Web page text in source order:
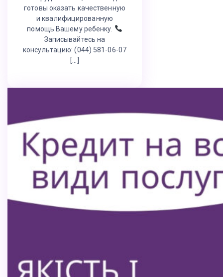
готовы оказать качественную
и квалифицированную
помощь Вашему ребенку.
Записывайтесь на
консультацию: (044) 581-06-07
[…]